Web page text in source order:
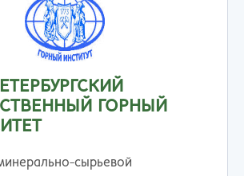
ГОРНЫЙ
сырьевой